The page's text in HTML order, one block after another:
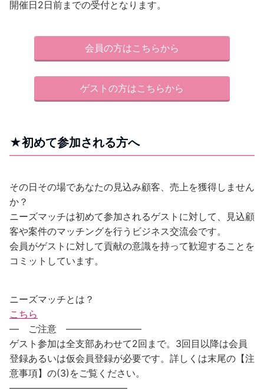
開催日2日前までの受付となります。
会員の方はこちらから
ゲストの方はこちらから
★初めて参加される方へ
その日その場であなたの見込み顧客、売上を獲得しません
か？
ニーズマッチは初めて参加されるゲストに対して、見込顧
客や案件のマッチングを行うビジネス交流会です。
会員がゲストに対して貢献の意識を持って歓迎することを
コミットしています。
ニーズマッチとは？
こちら
— ご注意 ————————
ゲスト参加は全支部あわせて2回まで。3回目以降は会員
登録あるいは仮会員登録が必要です。詳しくは末尾の【注
意事項】の(3)をご覧ください。